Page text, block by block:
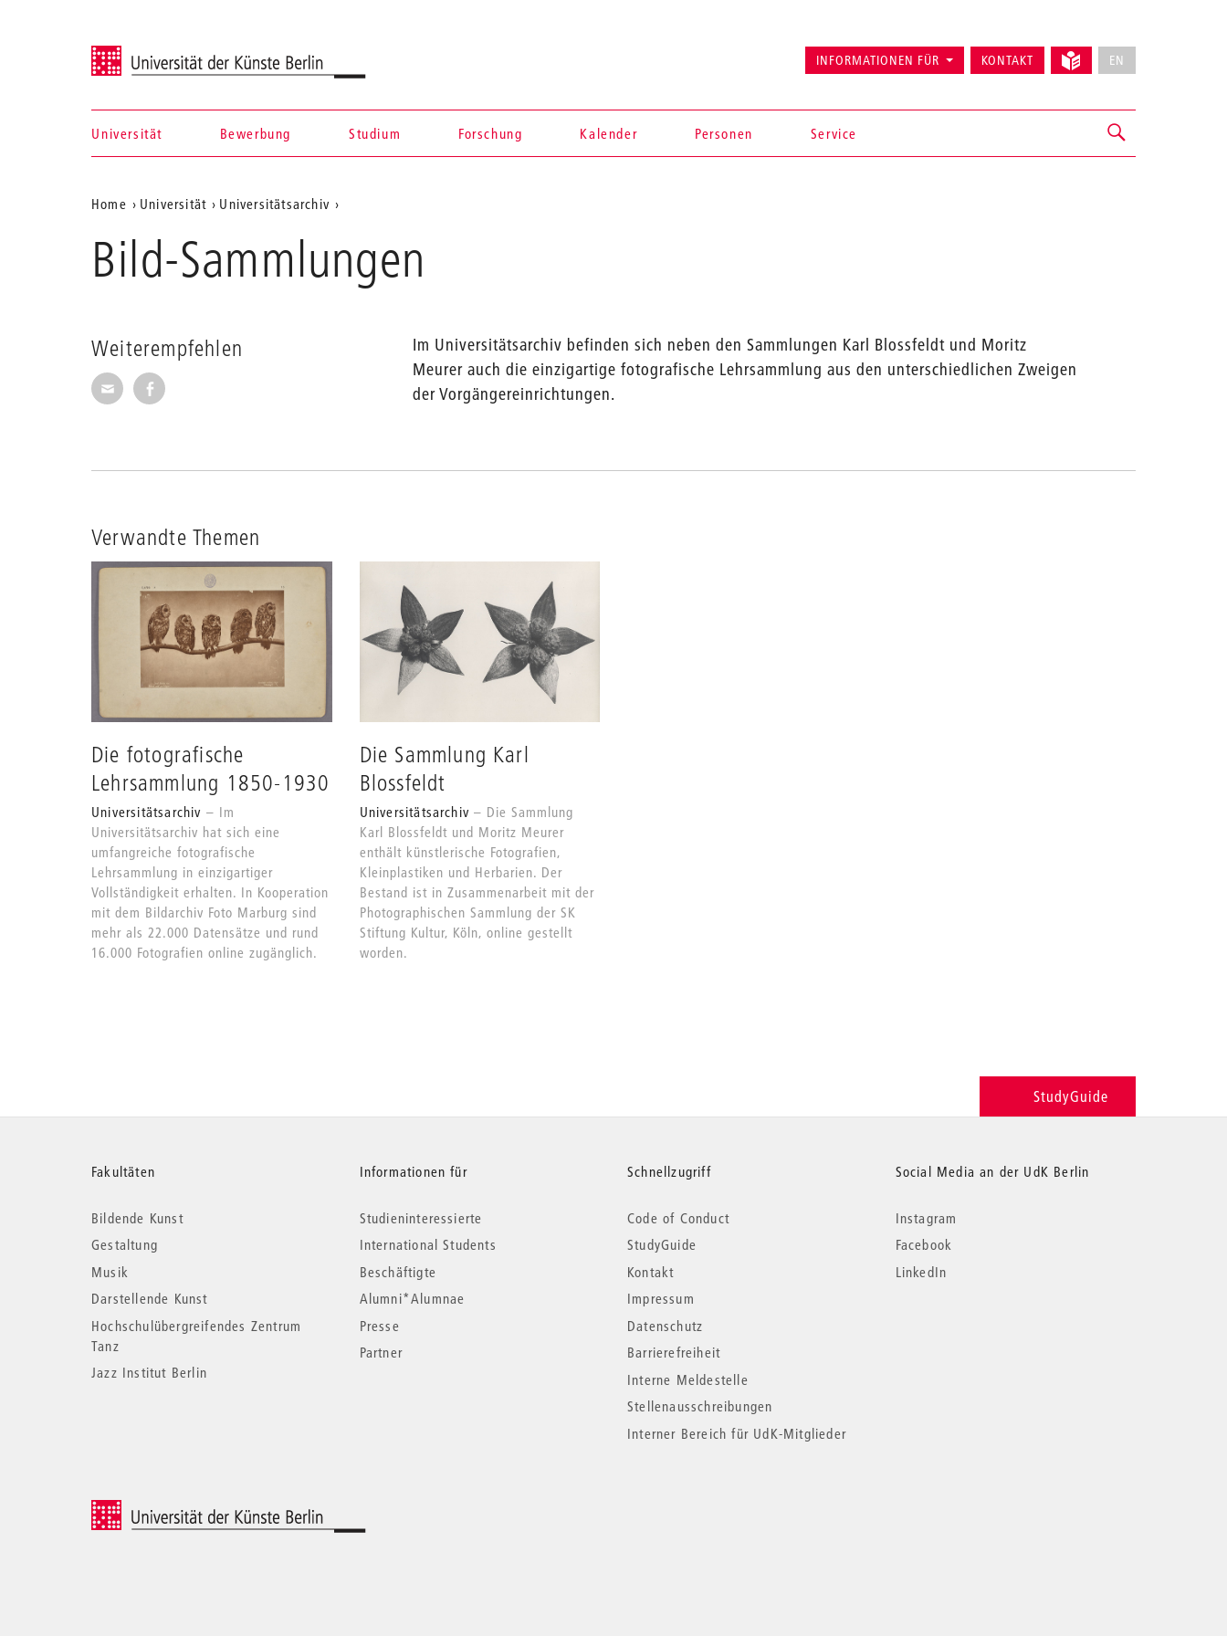
Universität der Künste Berlin
Navigation &
Suche
Universität Bewerbung Studium Forschung Kalender Personen Service
INFORMATIONEN FÜR KONTAKT EN
Aktuelle
Position
auf
Home Universität Universitätsarchiv
Bild-Sammlungen
Weiterempfehlen
Seite per E-Mail weiterempfehlen
Seite auf Facebook weiterempfehlen
Im Universitätsarchiv befinden sich neben den Sammlungen Karl Blossfeldt und Moritz
Meurer auch die einzigartige fotografische Lehrsammlung aus den unterschiedlichen Zweigen
der Vorgängereinrichtungen.
Verwandte Themen
Die fotografische
Lehrsammlung 1850-1930
Universitätsarchiv
Im
Universitätsarchiv hat sich eine
umfangreiche fotografische
Lehrsammlung in einzigartiger
Vollständigkeit erhalten. In Kooperation
mit dem Bildarchiv Foto Marburg sind
mehr als 22.000 Datensätze und rund
16.000 Fotografien online zugänglich.
Die Sammlung Karl
Blossfeldt
Universitätsarchiv
Die Sammlung
Karl Blossfeldt und Moritz Meurer
enthält künstlerische Fotografien,
Kleinplastiken und Herbarien. Der
Bestand ist in Zusammenarbeit mit der
Photographischen Sammlung der SK
Stiftung Kultur, Köln, online gestellt
worden.
StudyGuide
Weitere
Informationen
Fakultäten
Bildende Kunst
Gestaltung
Musik
Darstellende Kunst
Hochschulübergreifendes Zentrum
Tanz
Jazz Institut Berlin
Informationen für
Studieninteressierte
International Students
Beschäftigte
Alumni*Alumnae
Presse
Partner
Schnellzugriff
Code of Conduct
StudyGuide
Kontakt
Impressum
Datenschutz
Barrierefreiheit
Interne Meldestelle
Stellenausschreibungen
Interner Bereich für UdK-Mitglieder
Social Media an der UdK Berlin
Instagram
Facebook
LinkedIn
© 2026 Universität der Künste Berlin